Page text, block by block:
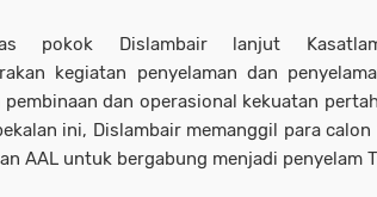
pokok Dislambair lanjut
kegiatan penyelaman dan
pembinaan dan operasional kekuatan
ini, Dislambair memanggil para
AAL untuk bergabung menjadi penyelam